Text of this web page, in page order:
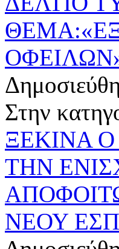
Στην
ΞΕΚΙΝΑ
ΤΗΝ
ΝΕΟΥ